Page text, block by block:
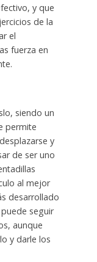
y que
de la
el
fuerza en
siendo un
permite
y
de ser uno
al mejor
desarrollado
seguir
aunque
y darle los